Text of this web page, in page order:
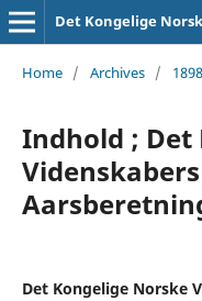
Det Kongelige
Home / Archives / 1898
Indhold ; Det
Det Kongelige Norske